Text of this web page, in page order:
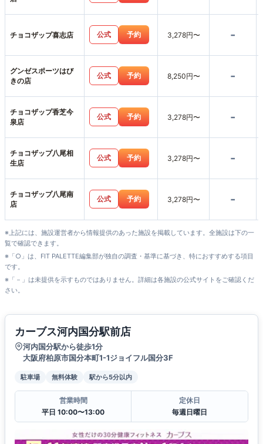
チョコザップ喜志店 公式 予約 3,278円〜 -
グンゼスポーツはび
きの店
公式 予約 8,250円〜 -
チョコザップ香芝今
泉店
公式 予約 3,278円〜 -
チョコザップ八尾相
生店
公式 予約 3,278円〜 -
チョコザップ八尾南
店
公式 予約 3,278円〜 -
※上記には、施設運営者から情報提供のあった施設を掲載しています。全施設は下の一
覧で確認できます。
※「○」は、FIT PALETTE編集部が独自の調査・基準に基づき、特におすすめする項目
です。
※「－」は未提供を示すものではありません。詳細は各施設の公式サイトをご確認くだ
さい。
カーブス河内国分駅前店
河内国分駅から徒歩1分
大阪府柏原市国分本町1-1ジョイフル国分3F
駐車場 無料体験 駅から5分以内
営業時間
平日 10:00〜13:00
定休日
毎週日曜日